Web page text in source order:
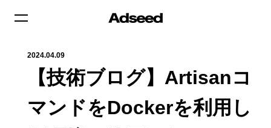
2024.04.09
【技術ブログ】Artisanコ
マンドをDockerを利用し